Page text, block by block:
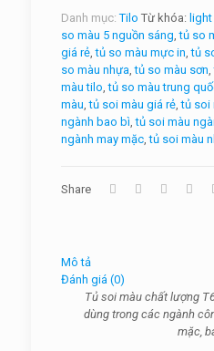
Danh mục:Tilo Từ khóa:
so màu 5 nguồn sáng,tủ so
giá rẻ,tủ so màu mực in,tủ
so màu nhựa,tủ so màu sơn,
màu tilo,tủ so màu trung
màu,tủ soi màu giá rẻ,tủ soi
ngành bao bì,tủ soi màu
ngành may mặc,tủ soi màu
Share
Mô tả
Đánh giá (0)
Tủ soi màu chất lượng
dùng trong các ngành
mặc,